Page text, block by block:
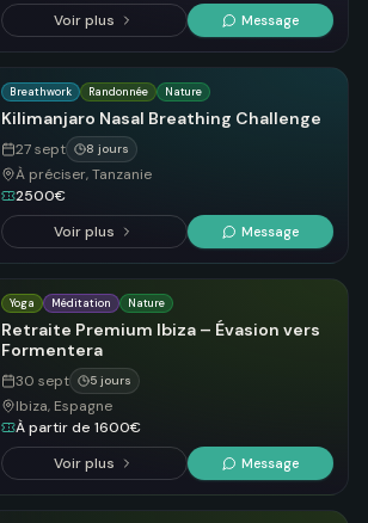
Voir plus
Message
Breathwork Randonnée Nature
Kilimanjaro Nasal Breathing Challenge
27 sept 8 jours
À préciser, Tanzanie
2500€
Voir plus
Message
Yoga Méditation Nature
Retraite Premium Ibiza – Évasion vers
Formentera
30 sept 5 jours
Ibiza, Espagne
À partir de 1600€
Voir plus
Message